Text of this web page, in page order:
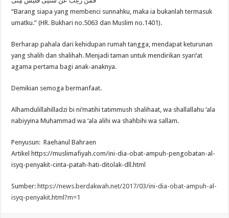
“Barang siapa yang membenci sunnahku, maka ia bukanlah termasuk
umatku.” (HR. Bukhari no.5063 dan Muslim no.1401).
Berharap pahala dari kehidupan rumah tangga, mendapat keturunan
yang shalih dan shalihah. Menjadi taman untuk mendirikan syari’at
agama pertama bagi anak-anaknya.
Demikian semoga bermanfaat.
Alhamdulillahilladzi bi ni’matihi tatimmush shalihaat, wa shallallahu ‘ala
nabiyyina Muhammad wa ‘ala alihi wa shahbihi wa sallam.
Penyusun: Raehanul Bahraen
Artikel https://muslimafiyah.com/ini-dia-obat-ampuh-pengobatan-al-
isyq-penyakit-cinta-patah-hati-ditolak-dll.html
Sumber: https://news.berdakwah.net/2017/03/ini-dia-obat-ampuh-al-
isyq-penyakit.html?m=1